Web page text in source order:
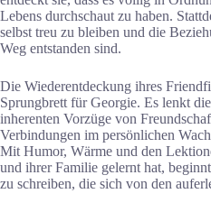
Lebens durchschaut zu haben.
selbst treu zu bleiben und die
Weg entstanden sind.
Die Wiederentdeckung ihres
Sprungbrett für Georgie. Es lenkt
inherenten Vorzüge von
Verbindungen im persönlichen
Mit Humor, Wärme und den
und ihrer Familie gelernt hat,
zu schreiben, die sich von den